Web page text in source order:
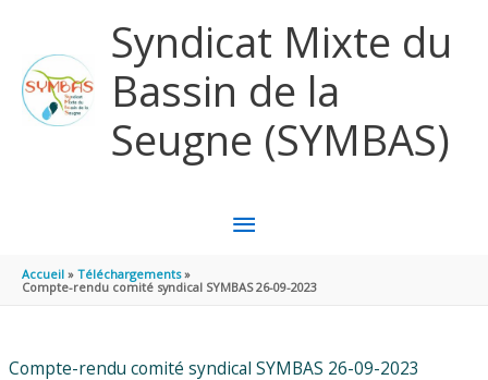
Syndicat Mixte du
Bassin de la
Seugne (SYMBAS)
MENU
PRINCIPAL
Accueil
Téléchargements
Compte-rendu comité syndical SYMBAS 26-09-2023
Compte-rendu comité syndical SYMBAS 26-09-2023